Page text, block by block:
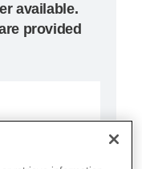
available.
provided